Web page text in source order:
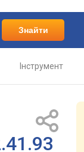
Знайти
Інструмент